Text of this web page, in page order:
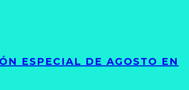
ESPECIAL DE AGOSTO EN